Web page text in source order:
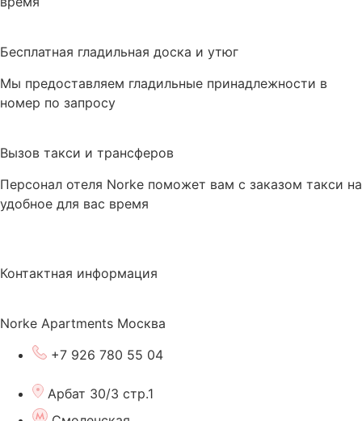
Бесплатная гладильная доска и утюг
Мы предоставляем гладильные принадлежности в
номер по запросу
Вызов такси и трансферов
Персонал отеля Norke поможет вам с заказом такси на
удобное для вас время
Контактная информация
Norke Apartments Москва
+7 926 780 55 04
Арбат 30/3 стр.1